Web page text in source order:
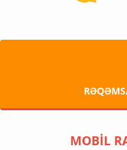
MOBİL